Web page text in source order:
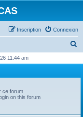
Connexion
Inscription
h
c
11:44 am
ce forum
on this forum